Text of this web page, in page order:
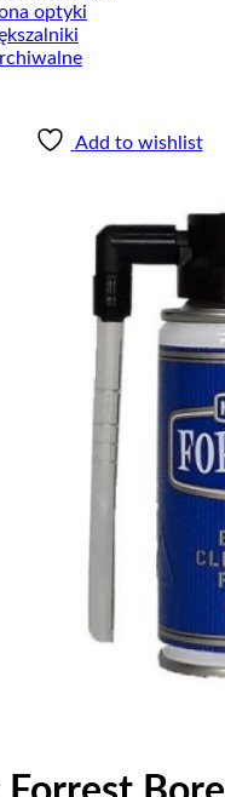
optyki
Add to wishlist